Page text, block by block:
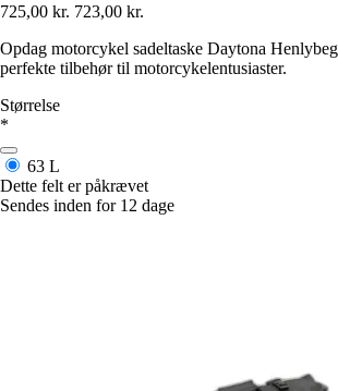
725,00 kr. 723,00 kr.
Opdag motorcykel sadeltaske Daytona
perfekte tilbehør til motorcykelentusiaster.
Størrelse
*
63 L
Dette felt er påkrævet
Sendes inden for 12 dage